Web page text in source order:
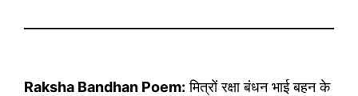
Raksha Bandhan Poem: मित्रों रक्षा बंधन भाई बहन के